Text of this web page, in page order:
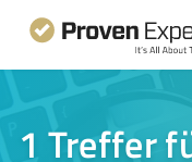
1 Treffer